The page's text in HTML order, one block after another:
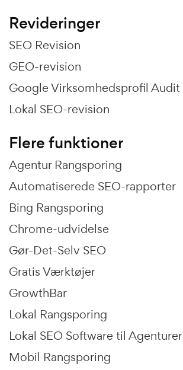
Revideringer
SEO Revision
GEO-revision
Google Virksomhedsprofil Audit
Lokal SEO-revision
Flere funktioner
Agentur Rangsporing
Automatiserede SEO-rapporter
Bing Rangsporing
Chrome-udvidelse
Gør-Det-Selv SEO
Gratis Værktøjer
GrowthBar
Lokal Rangsporing
Lokal SEO Software til Agenturer
Mobil Rangsporing